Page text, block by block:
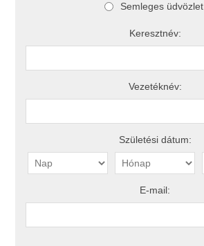
Semleges üdvözlet
Keresztnév:
Vezetéknév:
Születési dátum:
E-mail: